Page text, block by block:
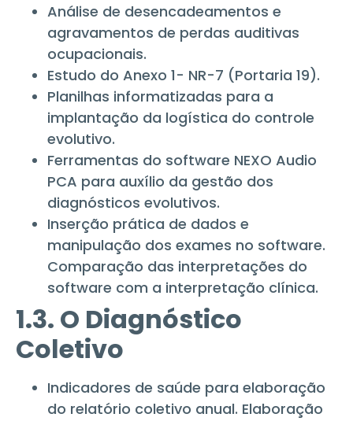
Análise de desencadeamentos e
agravamentos de perdas auditivas
ocupacionais.
Estudo do Anexo 1- NR-7 (Portaria 19).
Planilhas informatizadas para a
implantação da logística do controle
evolutivo.
Ferramentas do software NEXO Audio
PCA para auxílio da gestão dos
diagnósticos evolutivos.
Inserção prática de dados e
manipulação dos exames no software.
Comparação das interpretações do
software com a interpretação clínica.
1.3. O Diagnóstico
Coletivo
Indicadores de saúde para elaboração
do relatório coletivo anual. Elaboração